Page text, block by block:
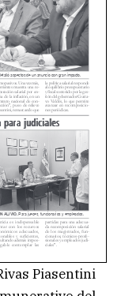
Piasentini